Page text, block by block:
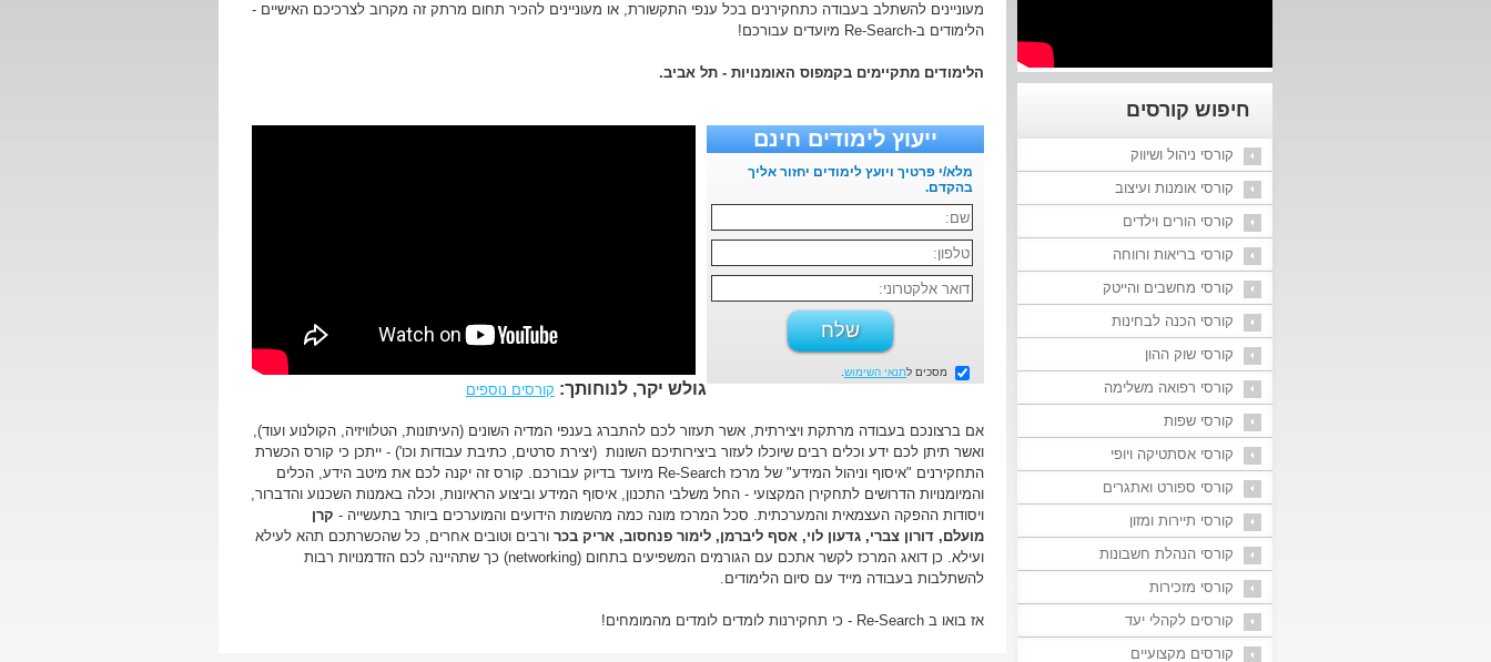
חיפוש קורסים
קורסי ניהול ושיווק
קורסי אומנות ועיצוב
קורסי הורים וילדים
קורסי בריאות ורווחה
קורסי מחשבים והייטק
קורסי הכנה לבחינות
קורסי שוק ההון
קורסי רפואה משלימה
קורסי שפות
קורסי אסתטיקה ויופי
קורסי ספורט ואתגרים
קורסי תיירות ומזון
קורסי הנהלת חשבונות
קורסי מזכירות
קורסים לקהלי יעד
קורסים מקצועיים
מעוניינים להשתלב בעבודה כתחקירנים בכל ענפי התקשורת, או מעוניינים להכיר תחום מרתק זה מקרוב לצרכיכם האישיים -
הלימודים ב-Re-Search מיועדים עבורכם!
הלימודים מתקיימים בקמפוס האומנויות - תל אביב.
ייעוץ לימודים חינם
מלא/י פרטיך ויועץ לימודים יחזור אליך
בהקדם.
מסכים לתנאי השימוש
גולש יקר, לנוחותך: קורסים נוספים
אם ברצונכם בעבודה מרתקת ויצירתית, אשר תעזור לכם להתברג בענפי המדיה השונים (העיתונות, הטלוויזיה, הקולנוע ועוד),
ואשר תיתן לכם ידע וכלים רבים שיוכלו לעזור ביצירותיכם השונות (יצירת סרטים, כתיבת עבודות וכו') - ייתכן כי קורס הכשרת
התחקירנים "איסוף וניהול המידע" של מרכז Re-Search מיועד בדיוק עבורכם. קורס זה יקנה לכם את מיטב הידע, הכלים
והמיומנויות הדרושים לתחקירן המקצועי - החל משלבי התכנון, איסוף המידע וביצוע הראיונות, וכלה באמנות השכנוע והדברור,
ויסודות ההפקה העצמאית והמערכתית. סכל המרכז מונה כמה מהשמות הידועים והמוערכים ביותר בתעשייה - קרן
מועלם, דורון צברי, גדעון לוי, אסף ליברמן, לימור פנחסוב, אריק בכר ורבים וטובים אחרים, כל שהכשרתכם תהא לעילא
ועילא. כן דואג המרכז לקשר אתכם עם הגורמים המשפיעים בתחום (networking) כך שתהיינה לכם הזדמנויות רבות
להשתלבות בעבודה מייד עם סיום הלימודים.
אז בואו ב Re-Search - כי תחקירנות לומדים לומדים מהמומחים!